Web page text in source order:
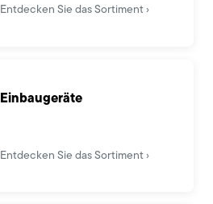
Entdecken Sie das Sortiment
Einbaugeräte
Entdecken Sie das Sortiment